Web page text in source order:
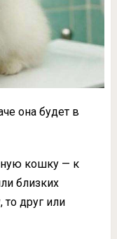
она будет в
кошку — к
близких
друг или